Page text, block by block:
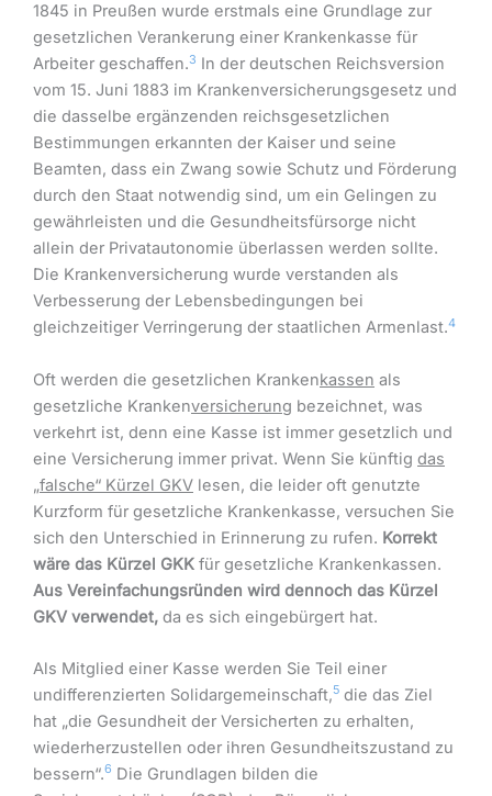
1845 in Preußen wurde erstmals eine Grundlage zur
gesetzlichen Verankerung einer Krankenkasse für
Arbeiter geschaffen.3 In der deutschen Reichsversion
vom 15. Juni 1883 im Krankenversicherungsgesetz und
die dasselbe ergänzenden reichsgesetzlichen
Bestimmungen erkannten der Kaiser und seine
Beamten, dass ein Zwang sowie Schutz und Förderung
durch den Staat notwendig sind, um ein Gelingen zu
gewährleisten und die Gesundheitsfürsorge nicht
allein der Privatautonomie überlassen werden sollte.
Die Krankenversicherung wurde verstanden als
Verbesserung der Lebensbedingungen bei
gleichzeitiger Verringerung der staatlichen Armenlast.4
Oft werden die gesetzlichen Krankenkassen als
gesetzliche Krankenversicherung bezeichnet, was
verkehrt ist, denn eine Kasse ist immer gesetzlich und
eine Versicherung immer privat. Wenn Sie künftig das
„falsche“ Kürzel GKV lesen, die leider oft genutzte
Kurzform für gesetzliche Krankenkasse, versuchen Sie
sich den Unterschied in Erinnerung zu rufen. Korrekt
wäre das Kürzel GKK für gesetzliche Krankenkassen.
Aus Vereinfachungsründen wird dennoch das Kürzel
GKV verwendet, da es sich eingebürgert hat.
Als Mitglied einer Kasse werden Sie Teil einer
undifferenzierten Solidargemeinschaft,5 die das Ziel
hat „die Gesundheit der Versicherten zu erhalten,
wiederherzustellen oder ihren Gesundheitszustand zu
bessern“.6 Die Grundlagen bilden die